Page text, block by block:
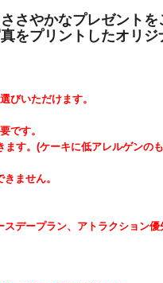
さやかなプレゼントを
をプリントしたオリ
びいただけます。
です。
す。 (ケーキに低アレルゲンの
ません。
デープラン、アトラクション優